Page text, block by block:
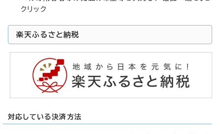
クリック
楽天ふるさと納税
対応している決済方法